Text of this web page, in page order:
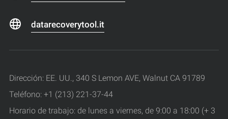
datarecoverytool.it
Dirección: EE. UU., 340 S Lemon AVE, Walnut CA 91789
Teléfono: +1 (213) 221-37-44
Horario de trabajo: de lunes a viernes, de 9:00 a 18:00 (+ 3